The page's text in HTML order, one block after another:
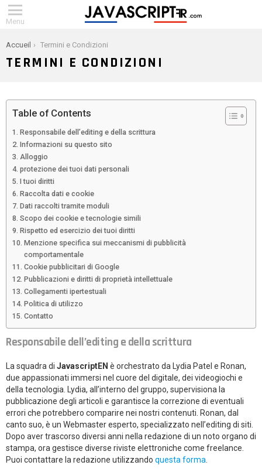
Menu
You are here:
Accueil Termini e Condizioni
TERMINI E CONDIZIONI
Table of Contents
Responsabile dell’editing e della scrittura
Informazioni su questo sito
Alloggio
protezione dei tuoi dati personali
I tuoi diritti
Raccolta dati e cookie
Dati raccolti tramite moduli
Scopo dei cookie e tecnologie simili
Rispetto ed esercizio dei tuoi diritti
Menzione specifica sui meccanismi di pubblicità
comportamentale
Cookie pubblicitari di Google
Pubblicazioni e diritti di proprietà intellettuale
Collegamenti ipertestuali
Politica di utilizzo
Contatto
Responsabile dell’editing e della scrittura
La squadra di JavascriptEN è orchestrato da Lydia Patel e Ronan,
due appassionati immersi nel cuore del digitale, dei videogiochi e
della tecnologia. Lydia, all’interno del gruppo, supervisiona la
pubblicazione degli articoli e garantisce la correzione di eventuali
errori che potrebbero comparire nei nostri contenuti. Ronan, dal
canto suo, è un Webmaster esperto, specializzato nell’editing di siti.
Dopo aver trascorso diversi anni nella redazione di un noto organo di
stampa, ora gestisce diverse riviste elettroniche come freelance.
Puoi contattare la redazione utilizzando questa forma